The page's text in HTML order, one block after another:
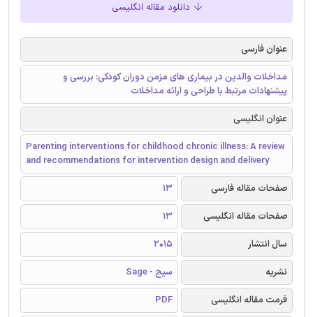
دانلود مقاله انگلیسی
عنوان فارسی
مداخلات والدین در بیماری های مزمن دوران کودکی: بررسی و
پیشنهادات مرتبط با طراحی و ارائه مداخلات
عنوان انگلیسی
Parenting interventions for childhood chronic illness: A review
and recommendations for intervention design and delivery
صفحات مقاله فارسی
13
صفحات مقاله انگلیسی
13
سال انتشار
2015
نشریه
سیج - Sage
فرمت مقاله انگلیسی
PDF